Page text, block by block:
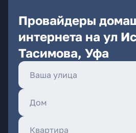
Провайдеры
интернета на ул
Тасимова, Уфа